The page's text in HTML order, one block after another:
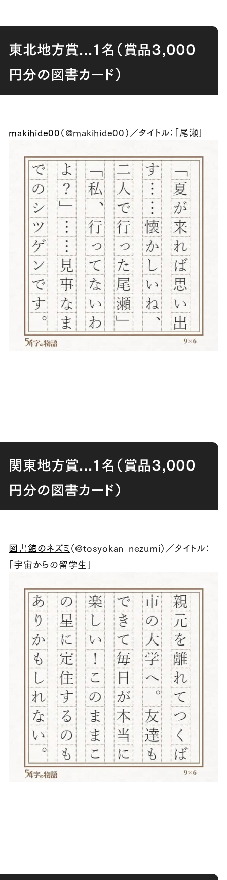
東北地方賞...１名（賞品3,000
円分の図書カード）
makihide00（@makihide00）／タイトル：「尾瀬」
関東地方賞...１名（賞品3,000
円分の図書カード）
図書館のネズミ（@tosyokan_nezumi）／タイトル：
「宇宙からの留学生」